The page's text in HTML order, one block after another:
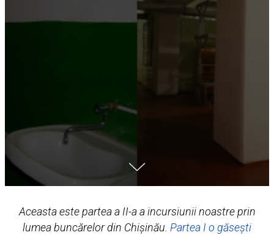
Aceasta este partea a II-a a incursiunii noastre prin
lumea buncărelor din Chișinău. Partea I o găsești